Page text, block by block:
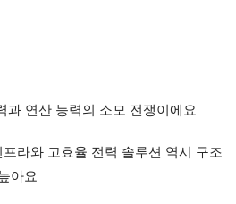
과 연산 능력의 소모 전쟁이에요
라와 고효율 전력 솔루션 역시 구조
아요